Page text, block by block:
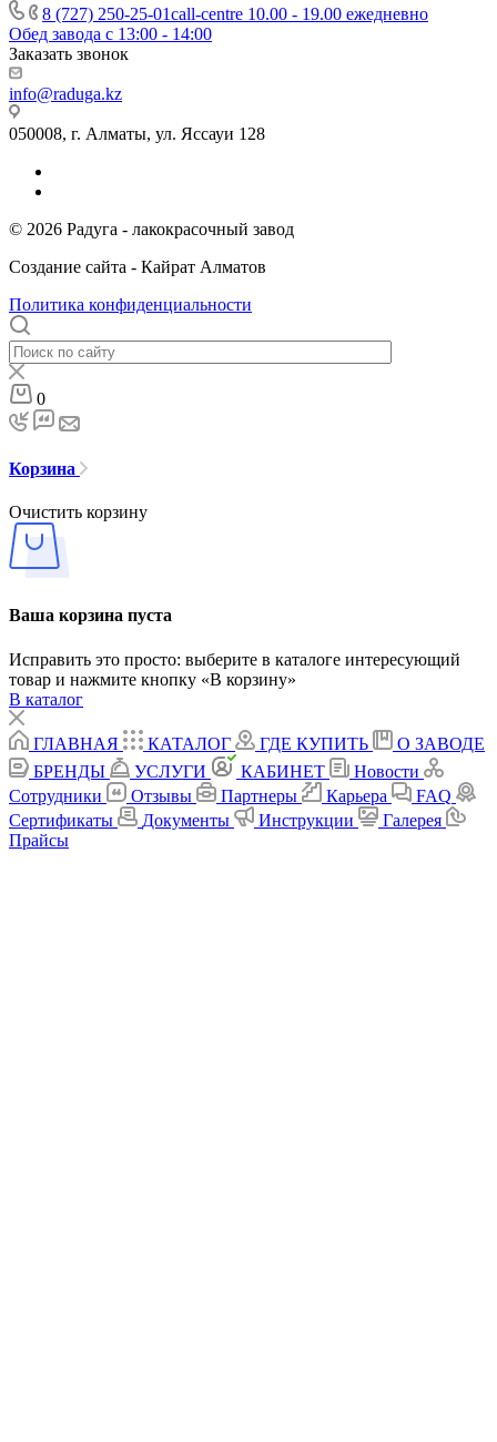
8 (727) 250-25-01call-centre 10.00 - 19.00 ежедневно
Обед завода с 13:00 - 14:00
Заказать звонок
info@raduga.kz
050008, г. Алматы, ул. Яссауи 128
© 2026 Радуга - лакокрасочный завод
Создание сайта - Кайрат Алматов
Политика конфиденциальности
0
Корзина
Очистить корзину
Ваша корзина пуста
Исправить это просто: выберите в каталоге интересующий
товар и нажмите кнопку «В корзину»
В каталог
ГЛАВНАЯ КАТАЛОГ ГДЕ КУПИТЬ
О ЗАВОДЕ
БРЕНДЫ
УСЛУГИ КАБИНЕТ
Новости
Сотрудники
Отзывы Партнеры Карьера
FAQ
Сертификаты
Документы Инструкции
Галерея
Прайсы